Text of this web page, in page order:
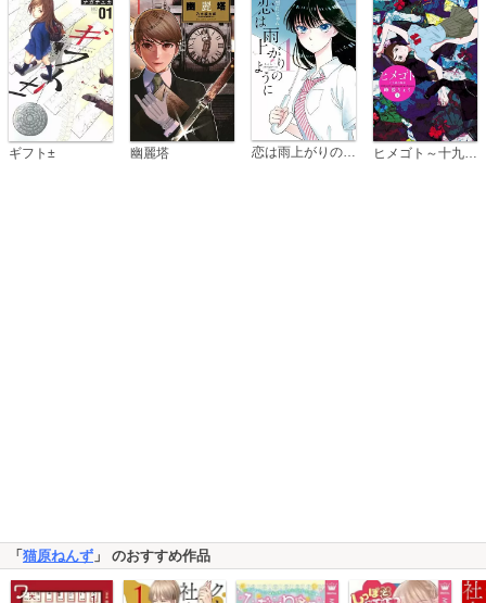
ギフト± 幽麗塔 恋は雨上がりのように
「猫原ねんず 」 のおすすめ作品